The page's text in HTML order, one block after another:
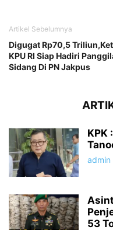
Artikel Sebelumnya
Digugat Rp70,5
KPU RI Siap Hadiri
Sidang Di PN Jakpus
KPK
admin
53